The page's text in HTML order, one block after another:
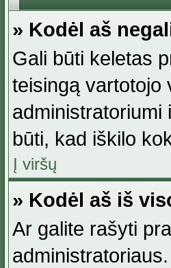
» Kodėl aš
Gali būti keletas
teisingą vartotojo
administratoriumi
būti, kad iškilo
Į viršų
» Kodėl aš iš
Ar galite rašyti